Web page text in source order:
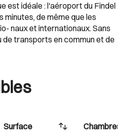
est idéale : l'aéroport du Findel
minutes, de même que les
naux et internationaux. Sans
de transports en commun et de
Surface Chambres